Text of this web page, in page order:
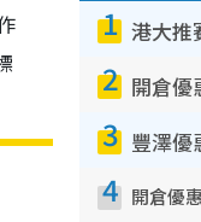
1
2
3
4